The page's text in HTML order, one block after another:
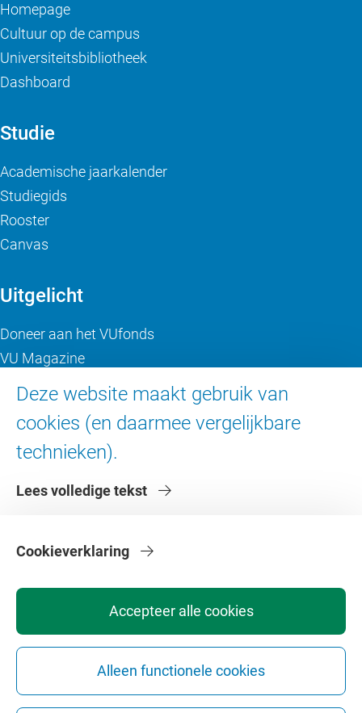
Deze website maakt gebruik van
cookies (en daarmee vergelijkbare
technieken).
Lees volledige tekst
Accepteer alle cookies
Alleen functionele cookies
Cookieverklaring
Homepage
Cultuur op de campus
Universiteitsbibliotheek
Dashboard
Studie
Academische jaarkalender
Studiegids
Rooster
Canvas
Uitgelicht
Doneer aan het VUfonds
VU Magazine
Over de VU
Contact en route
Faculteiten